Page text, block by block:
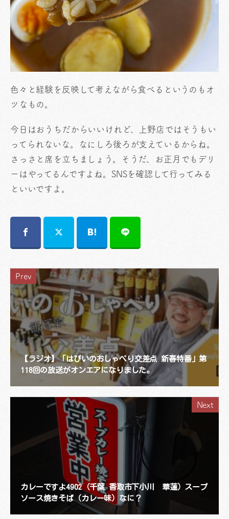
色々と経験を反映して考えながら食べるというのもオ
ツなもの。
今日はおうちだからいいけれど、上野店ではそうもい
ってられないな。なにしろ後ろが支えているからね。
さっさと席を立ちましょう。そうだ、お正月でもデリ
ーはやってるんですよね。SNSを確認して行ってみる
といいですよ。
Prev
【ラジオ】「はぴいのおしゃべり交差点 新春特番」第
118回の放送がオンエアになりました。
Next
カレーですよ4902（千葉 香取市下小川 華蓮）スープ
ソース焼きそば（カレー味）なに？